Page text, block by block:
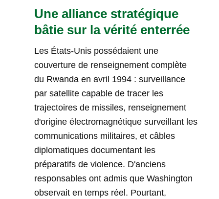
Une alliance stratégique
bâtie sur la vérité enterrée
Les États-Unis possédaient une
couverture de renseignement complète
du Rwanda en avril 1994 : surveillance
par satellite capable de tracer les
trajectoires de missiles, renseignement
d'origine électromagnétique surveillant les
communications militaires, et câbles
diplomatiques documentant les
préparatifs de violence. D'anciens
responsables ont admis que Washington
observait en temps réel. Pourtant,